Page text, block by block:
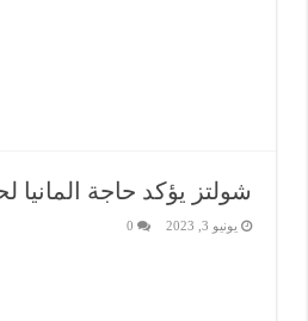
شولتز يؤكد حاجة
يونيو 3, 2023 0